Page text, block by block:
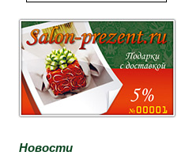
Новости